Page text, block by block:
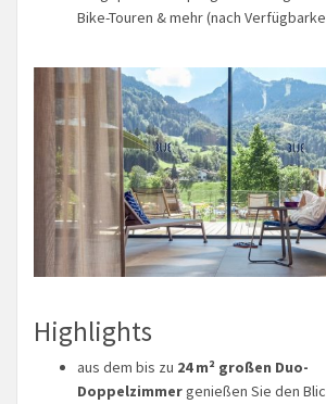
Bike-Touren & mehr (nach
Highlights
aus dem bis zu 24 m² großen Duo-
Doppelzimmergenießen Sie den